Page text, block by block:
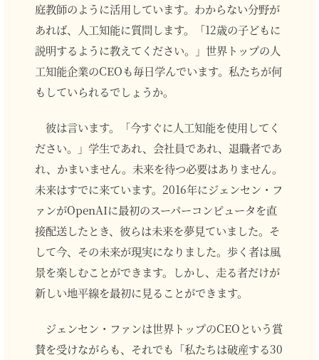
庭教師のように活用しています。わからない分野が
あれば、人工知能に質問します。「12歳の子どもに
説明するように教えてください。」世界トップの人
工知能企業のCEOも毎日学んでいます。私たちが何
もしていられるでしょうか。
彼は言います。「今すぐに人工知能を使用してく
ださい。」学生であれ、会社員であれ、退職者であ
れ、かまいません。未来を待つ必要はありません。
未来はすでに来ています。2016年にジェンセン・フ
ァンがOpenAIに最初のスーパーコンピュータを直
接配送したとき、彼らは未来を夢見ていました。そ
して今、その未来が現実になりました。歩く者は風
景を楽しむことができます。しかし、走る者だけが
新しい地平線を最初に見ることができます。
ジェンセン・ファンは世界トップのCEOという賞
賛を受けながらも、それでも「私たちは破産する30